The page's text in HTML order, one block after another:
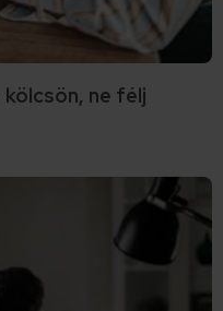
ne félj